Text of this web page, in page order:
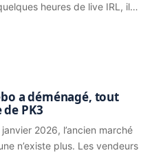
heures de live IRL, il…
a déménagé, tout
PK3
2026, l’ancien marché
n’existe plus. Les vendeurs